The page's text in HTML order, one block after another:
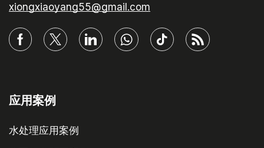
xiongxiaoyang55@gmail.com
应用案例
水处理应用案例